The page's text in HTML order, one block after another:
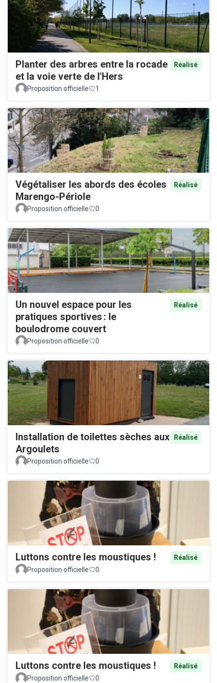
Planter des arbres entre la rocade
et la voie verte de l'Hers
Réalisé
Proposition officielle 1
Végétaliser les abords des écoles
Marengo-Périole
Réalisé
Proposition officielle 0
Un nouvel espace pour les
pratiques sportives : le
boulodrome couvert
Réalisé
Proposition officielle 0
Installation de toilettes sèches aux
Argoulets
Réalisé
Proposition officielle 0
Luttons contre les moustiques !
Réalisé
Proposition officielle
0
Luttons contre les moustiques !
Réalisé
Proposition officielle
0